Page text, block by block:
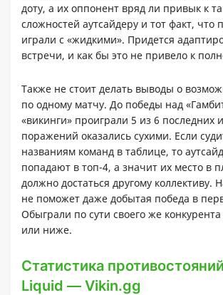
доту, а их оппонент вряд ли привык к
сложностей аутсайдеру и тот факт, что
играли с «жидкими». Придется
встречи, и как бы это не привело к
Также не стоит делать выводы о
по одному матчу. До победы над
«викинги» проиграли 5 из 6 последних
поражений оказались сухими. Если
названиям команд в таблице, то
попадают в топ-4, а значит их место в
должно достаться другому коллективу.
не поможет даже добытая победа в
Обыграли по сути своего же
или ниже.
Статистика
Liquid — Vikin.gg